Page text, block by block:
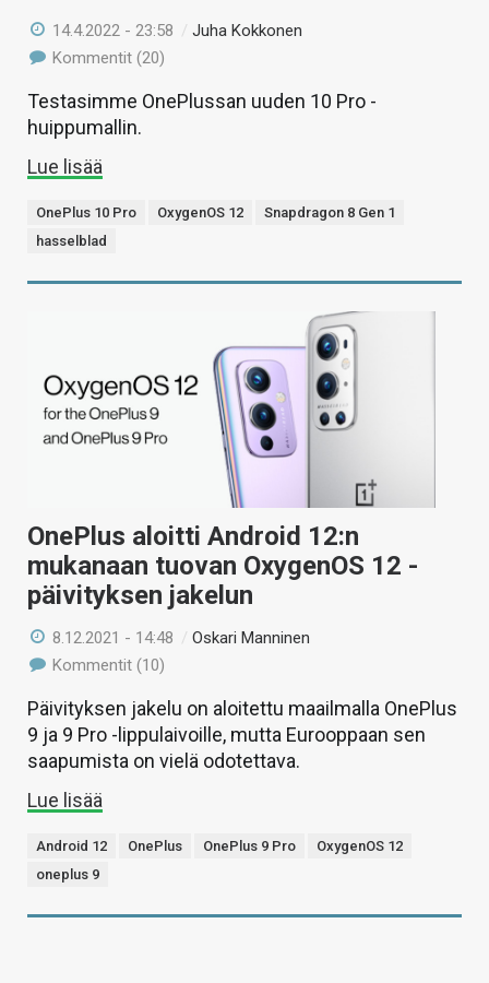
14.4.2022 - 23:58 /Juha Kokkonen
Kommentit (20)
Testasimme OnePlussan uuden 10 Pro -
huippumallin.
Lue lisää
OnePlus 10 Pro OxygenOS 12
Snapdragon 8 Gen 1
hasselblad
OnePlus aloitti Android 12:n
mukanaan tuovan OxygenOS 12 -
päivityksen jakelun
8.12.2021 - 14:48 /Oskari Manninen
Kommentit (10)
Päivityksen jakelu on aloitettu maailmalla OnePlus
9 ja 9 Pro -lippulaivoille, mutta Eurooppaan sen
saapumista on vielä odotettava.
Lue lisää
Android 12 OnePlus OnePlus 9 Pro
OxygenOS 12
oneplus 9